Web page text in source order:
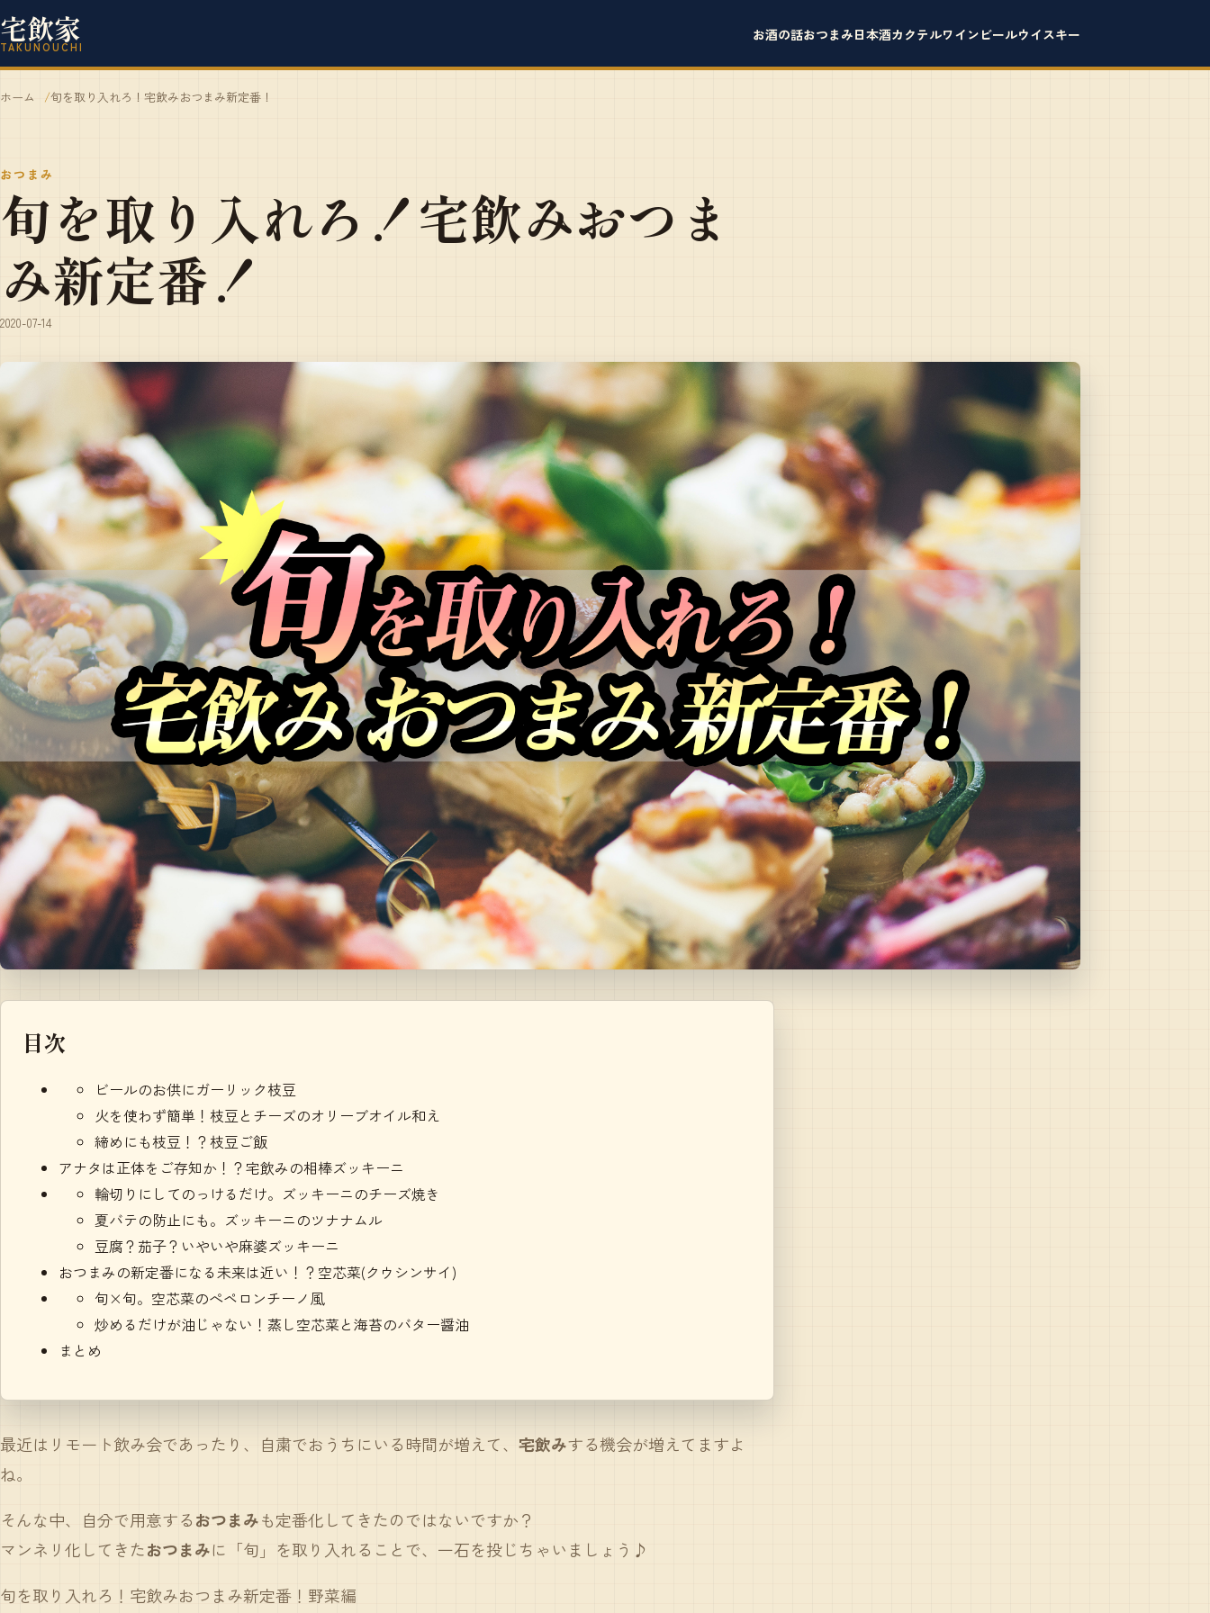
宅飲家
TAKUNOUCHI
お酒の話おつまみ日本酒カクテルワイン ビールウイスキー
ホーム 旬を取り入れろ！宅飲みおつまみ新定番！
おつまみ
旬を取り入れろ！宅飲みおつま
み新定番！
2020-07-14
目次
ビールのお供にガーリック枝豆
火を使わず簡単！枝豆とチーズのオリーブオイル和え
締めにも枝豆！？枝豆ご飯
アナタは正体をご存知か！？宅飲みの相棒ズッキーニ
輪切りにしてのっけるだけ。ズッキーニのチーズ焼き
夏バテの防止にも。ズッキーニのツナナムル
豆腐？茄子？いやいや麻婆ズッキーニ
おつまみの新定番になる未来は近い！？空芯菜(クウシンサイ)
旬×旬。空芯菜のぺペロンチーノ風
炒めるだけが油じゃない！蒸し空芯菜と海苔のバター醤油
まとめ
最近はリモート飲み会であったり、自粛でおうちにいる時間が増えて、 宅飲みする機会が増えてますよ
ね。
そんな中、自分で用意するおつまみも定番化してきたのではないですか？
マンネリ化してきたおつまみに「旬」を取り入れることで、一石を投じちゃいましょう♪
旬を取り入れろ！宅飲みおつまみ新定番！野菜編